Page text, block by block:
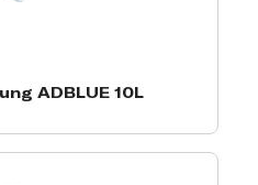
ADBLUE 10L